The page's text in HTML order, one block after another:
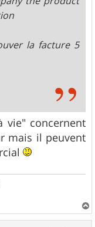
la facture 5
vie" concernent
mais il peuvent
a